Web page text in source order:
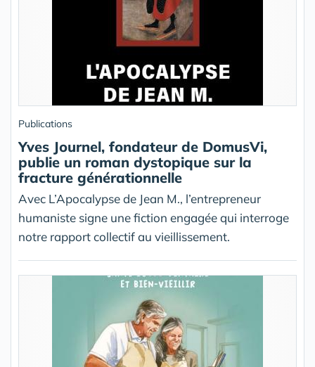
Publications
Yves Journel, fondateur de DomusVi,
publie un roman dystopique sur la
fracture générationnelle
Avec L’Apocalypse de Jean M., l’entrepreneur
humaniste signe une fiction engagée qui interroge
notre rapport collectif au vieillissement.